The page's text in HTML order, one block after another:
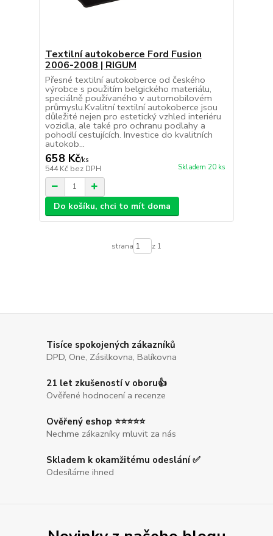
Textilní autokoberce Ford Fusion
2006-2008 | RIGUM
Přesné textilní autokoberce od českého
výrobce s použitím belgického materiálu,
speciálně používaného v automobilovém
průmyslu.Kvalitní textilní autokoberce jsou
důležité nejen pro estetický vzhled interiéru
vozidla, ale také pro ochranu podlahy a
pohodlí cestujících. Investice do kvalitních
autokob...
658 Kč/ks
544 Kč bez DPH Skladem 20 ks
Do košíku, chci to mít doma
strana z 1
Tisíce spokojených zákazníků
DPD, One, Zásilkovna, Balíkovna
21 let zkušeností v oboru👍
Ověřené hodnocení a recenze
Ověřený eshop ⭐⭐⭐⭐⭐
Nechme zákazníky mluvit za nás
Skladem k okamžitému odeslání ✅
Odesíláme ihned